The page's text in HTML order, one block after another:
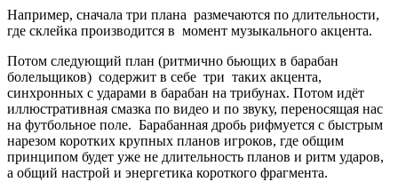
Например, сначала три плана размечаются по длительности,
где склейка производится в момент музыкального акцента.
Потом следующий план (ритмично бьющих в барабан
болельщиков) содержит в себе три таких акцента,
синхронных с ударами в барабан на трибунах. Потом идёт
иллюстративная смазка по видео и по звуку, переносящая нас
на футбольное поле. Барабанная дробь рифмуется с быстрым
нарезом коротких крупных планов игроков, где общим
принципом будет уже не длительность планов и ритм ударов,
а общий настрой и энергетика короткого фрагмента.